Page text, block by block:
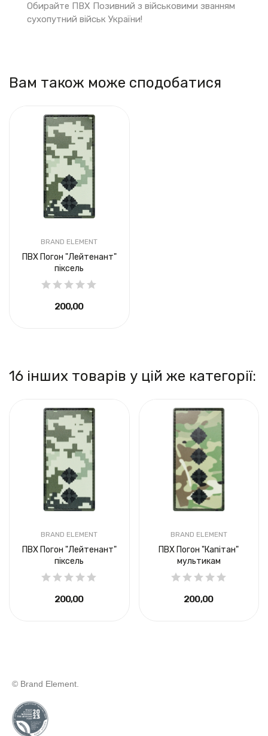
Обирайте ПВХ Позивний з військовими званням
сухопутний військ України!
Вам також може сподобатися
BRAND ELEMENT
ПВХ Погон "Лейтенант"
піксель
200,00 ₴
16 інших товарів у цій же категорії:
BRAND ELEMENT
ПВХ Погон "Лейтенант"
піксель
200,00 ₴
BRAND ELEMENT
ПВХ Погон "Капітан"
мультикам
200,00 ₴
© Brand Element.